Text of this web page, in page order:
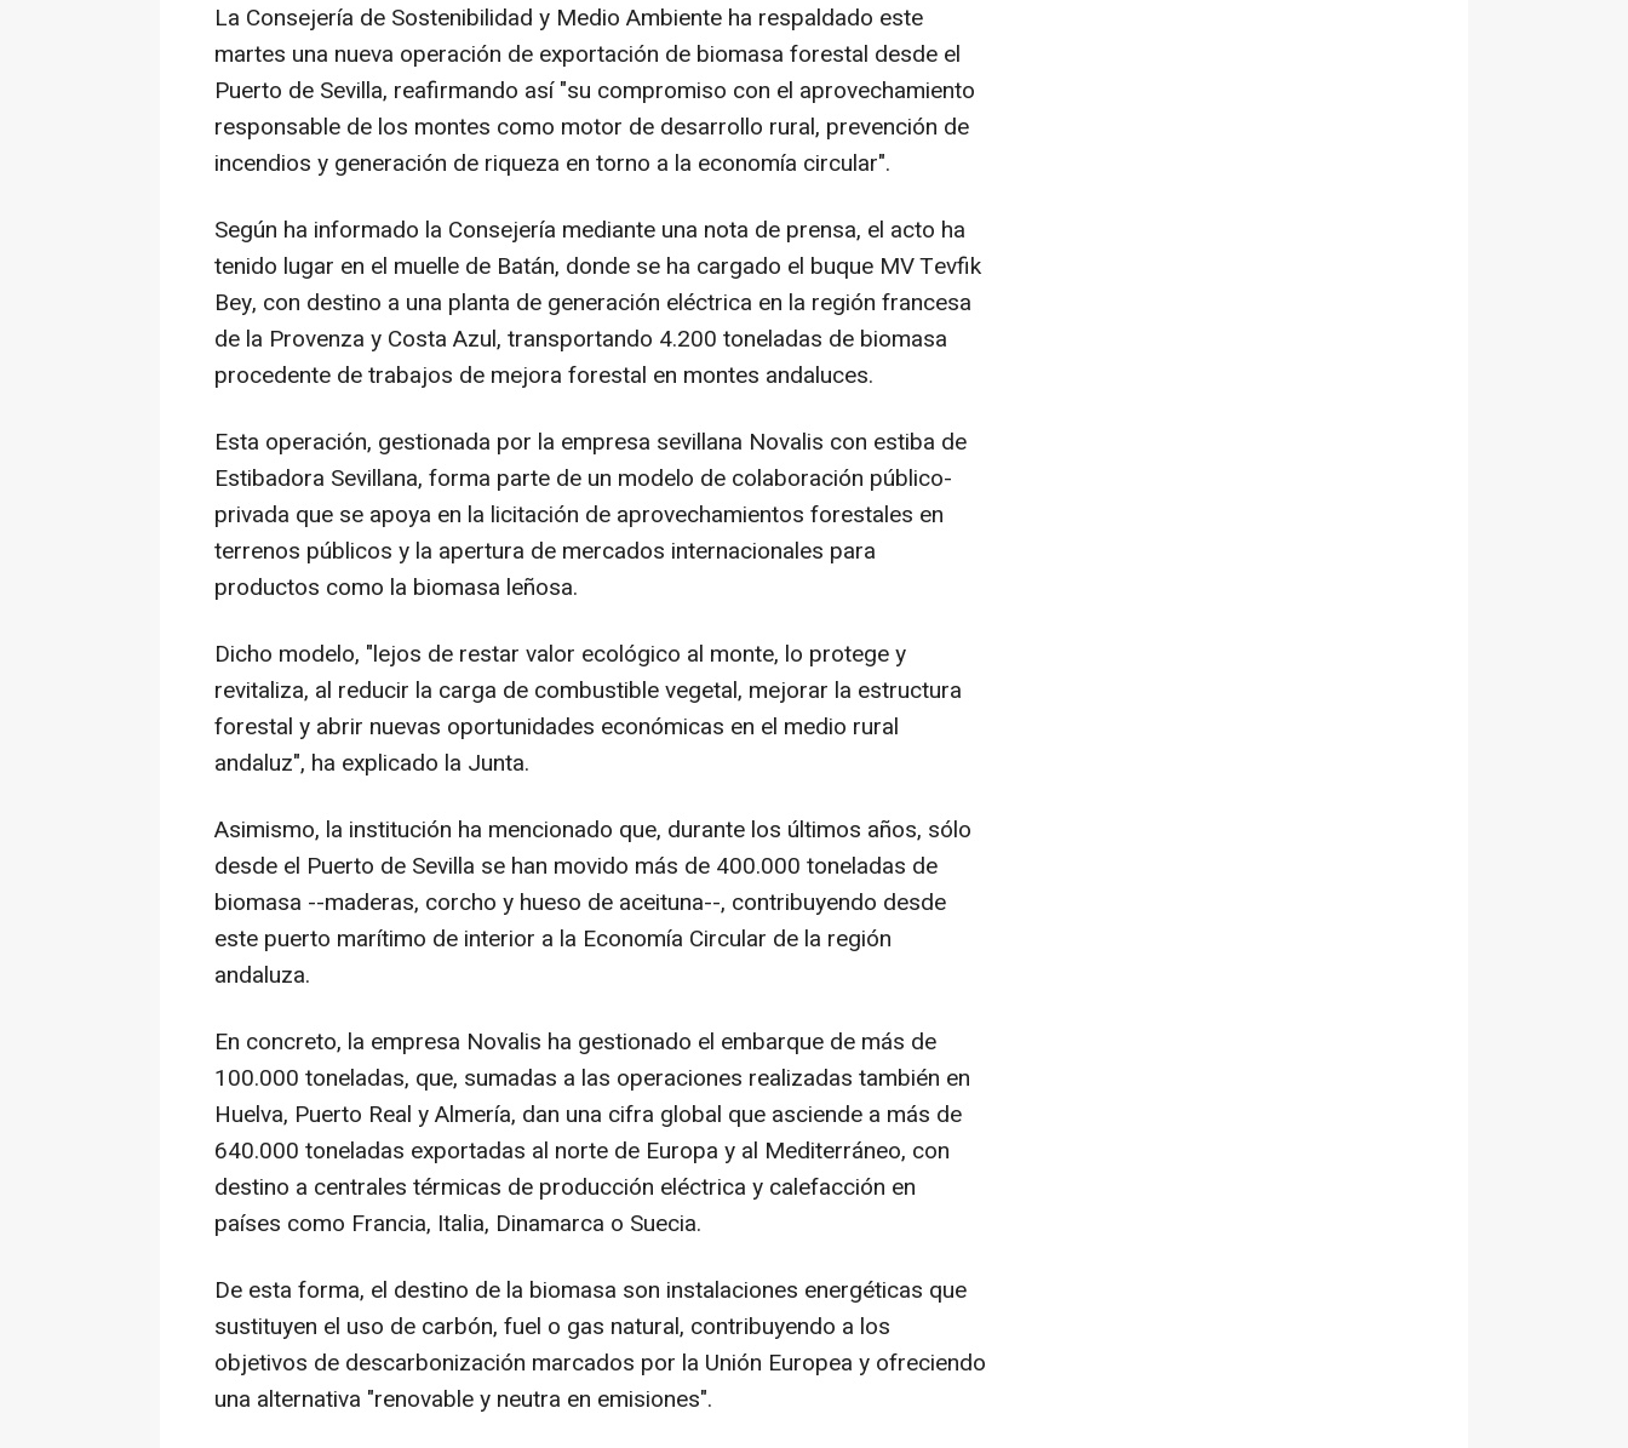
La Consejería de Sostenibilidad y Medio Ambiente ha respaldado este
martes una nueva operación de exportación de biomasa forestal desde el
Puerto de Sevilla, reafirmando así "su compromiso con el aprovechamiento
responsable de los montes como motor de desarrollo rural, prevención de
incendios y generación de riqueza en torno a la economía circular".
Según ha informado la Consejería mediante una nota de prensa, el acto ha
tenido lugar en el muelle de Batán, donde se ha cargado el buque MV Tevfik
Bey, con destino a una planta de generación eléctrica en la región francesa
de la Provenza y Costa Azul, transportando 4.200 toneladas de biomasa
procedente de trabajos de mejora forestal en montes andaluces.
Esta operación, gestionada por la empresa sevillana Novalis con estiba de
Estibadora Sevillana, forma parte de un modelo de colaboración público-
privada que se apoya en la licitación de aprovechamientos forestales en
terrenos públicos y la apertura de mercados internacionales para
productos como la biomasa leñosa.
Dicho modelo, "lejos de restar valor ecológico al monte, lo protege y
revitaliza, al reducir la carga de combustible vegetal, mejorar la estructura
forestal y abrir nuevas oportunidades económicas en el medio rural
andaluz", ha explicado la Junta.
Asimismo, la institución ha mencionado que, durante los últimos años, sólo
desde el Puerto de Sevilla se han movido más de 400.000 toneladas de
biomasa --maderas, corcho y hueso de aceituna--, contribuyendo desde
este puerto marítimo de interior a la Economía Circular de la región
andaluza.
En concreto, la empresa Novalis ha gestionado el embarque de más de
100.000 toneladas, que, sumadas a las operaciones realizadas también en
Huelva, Puerto Real y Almería, dan una cifra global que asciende a más de
640.000 toneladas exportadas al norte de Europa y al Mediterráneo, con
destino a centrales térmicas de producción eléctrica y calefacción en
países como Francia, Italia, Dinamarca o Suecia.
De esta forma, el destino de la biomasa son instalaciones energéticas que
sustituyen el uso de carbón, fuel o gas natural, contribuyendo a los
objetivos de descarbonización marcados por la Unión Europea y ofreciendo
una alternativa "renovable y neutra en emisiones".